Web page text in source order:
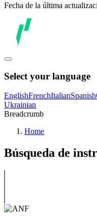
Fecha de la última
Select your language
EnglishFrenchItalianSpanish
Ukrainian
Breadcrumb
Home
Búsqueda de